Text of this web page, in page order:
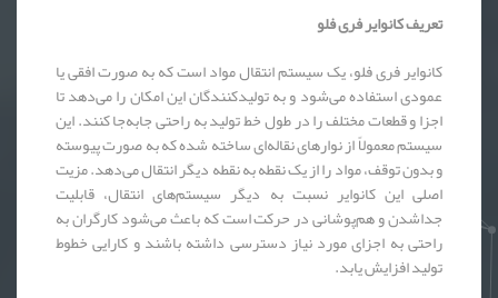
تعریف کانوایر فری فلو
کانوایر فری فلو، یک سیستم انتقال مواد است که به صورت افقی یا
عمودی استفاده می‌شود و به تولیدکنندگان این امکان را می‌دهد تا
اجزا و قطعات مختلف را در طول خط تولید به راحتی جابه‌جا کنند. این
سیستم معمولاً از نوارهای نقاله‌ای ساخته شده که به صورت پیوسته
و بدون توقف، مواد را از یک نقطه به نقطه دیگر انتقال می‌دهد. مزیت
اصلی این کانوایر نسبت به دیگر سیستم‌های انتقال، قابلیت
جداشدن و هم‌پوشانی در حرکت است که باعث می‌شود کارگران به
راحتی به اجزای مورد نیاز دسترسی داشته باشند و کارایی خطوط
تولید افزایش یابد.